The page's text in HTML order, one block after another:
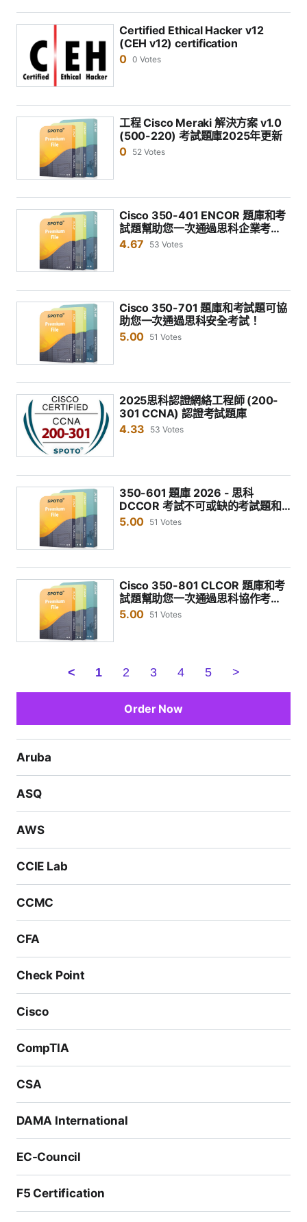
Certified Ethical Hacker v12
(CEH v12) certification
0 0 Votes
工程 Cisco Meraki 解決方案 v1.0
(500-220) 考試題庫2025年更新
0
52 Votes
Cisco 350-401 ENCOR 題庫和考
試題幫助您一次通過思科企業考
試！
4.67 53 Votes
Cisco 350-701 題庫和考試題可協
助您一次通過思科安全考試！
5.00 51 Votes
2025思科認證網絡工程師 (200-
301 CCNA) 認證考試題庫
4.33
53 Votes
350-601 題庫 2026 - 思科
DCCOR 考試不可或缺的考試題和
模擬測試
5.00 51 Votes
Cisco 350-801 CLCOR 題庫和考
試題幫助您一次通過思科協作考
試！
5.00 51 Votes
< 1 2 3 4 5 >
Order Now
Aruba
ASQ
AWS
CCIE Lab
CCMC
CFA
Check Point
Cisco
CompTIA
CSA
DAMA International
EC-Council
F5 Certification